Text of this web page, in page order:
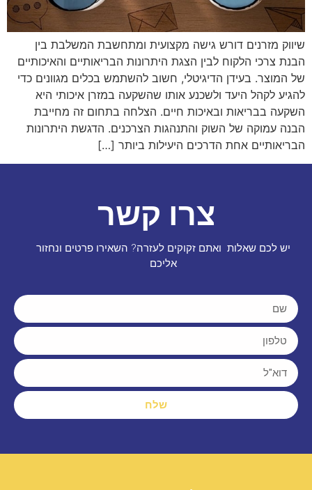
שיווק מזרנים דורש גישה מקצועית ומתחשבת המשלבת בין
הבנת צרכי הלקוח לבין הצגת היתרונות הבריאותיים והאיכותיים
של המוצר. בעידן הדיגיטלי, חשוב להשתמש בכלים מגוונים כדי
להגיע לקהל היעד ולשכנע אותו שהשקעה במזרן איכותי היא
השקעה בבריאות ובאיכות חיים. הצלחה בתחום זה מחייבת
הבנה עמוקה של השוק והתנהגות הצרכנים. הדגשת היתרונות
הבריאותיים אחת הדרכים היעילות ביותר […]
צרו קשר
יש לכם שאלות ואתם זקוקים לעזרה? השאירו פרטים ונחזור
אליכם
שלח